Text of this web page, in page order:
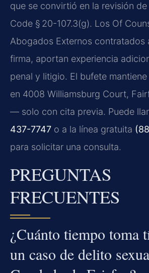
que se convirtió en la revisión de
Code § 20-107.3(g). Los Of
Abogados Externos contratados
firma, aportan experiencia
penal y litigio. El bufete
en 4008 Williamsburg Court,
— solo con cita previa. Puede
437-7747 o a la línea gratuita
para solicitar una consulta.
PREGUNTAS
FRECUENTES
¿Cuánto tiempo toma
un caso de delito